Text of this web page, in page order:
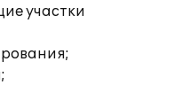
участки